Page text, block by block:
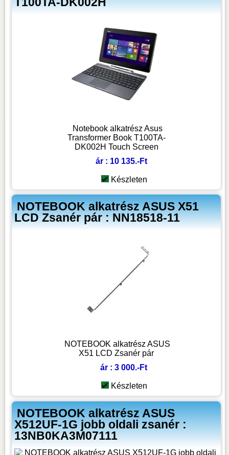
Notebook alkatrész Asus
Transformer Book T100TA-
DK002H Touch Screen
ár : 10 135.-Ft
Készleten
NOTEBOOK alkatrész ASUS X51
LCD Zsanér pár : NN18518-11
NOTEBOOK alkatrész ASUS
X51 LCD Zsanér pár
ár : 3 000.-Ft
Készleten
NOTEBOOK alkatrész ASUS
X512UF-1G jobb oldali zsanér :
13NB0KA3M07111